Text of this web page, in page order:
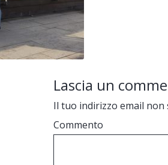
Lascia un
Il tuo indirizzo email non
Commento